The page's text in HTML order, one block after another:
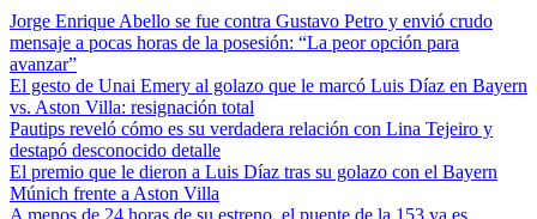
Jorge Enrique Abello se fue contra Gustavo Petro y envió crudo
mensaje a pocas horas de la posesión: “La peor opción para
avanzar”
El gesto de Unai Emery al golazo que le marcó Luis Díaz en Bayern
vs. Aston Villa: resignación total
Pautips reveló cómo es su verdadera relación con Lina Tejeiro y
destapó desconocido detalle
El premio que le dieron a Luis Díaz tras su golazo con el Bayern
Múnich frente a Aston Villa